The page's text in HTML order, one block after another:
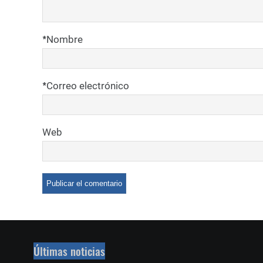
Nombre
*
Correo electrónico
*
Web
Últimas noticias